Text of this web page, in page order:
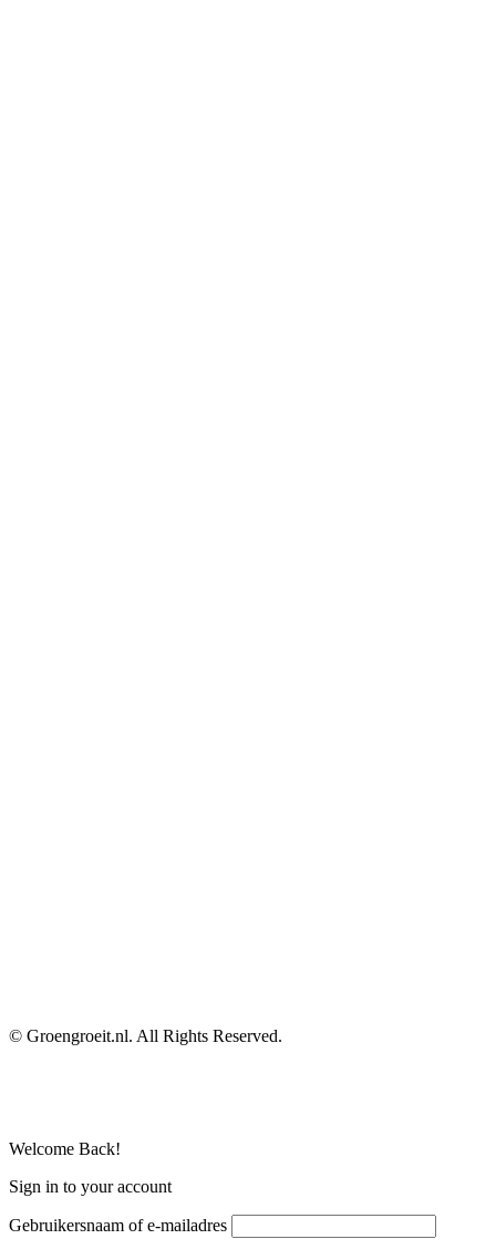
© Groengroeit.nl. All Rights Reserved.
Welcome Back!
Sign in to your account
Gebruikersnaam of e-mailadres